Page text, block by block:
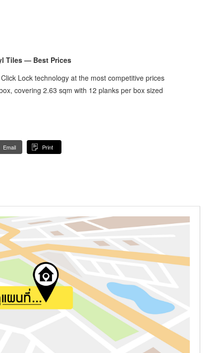
Tiles — Best Prices
Lock technology at the most competitive prices
covering 2.63 sqm with 12 planks per box sized
Email Print